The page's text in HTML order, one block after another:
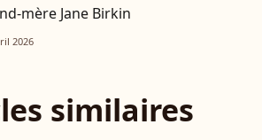
mère Jane Birkin
2026
similaires